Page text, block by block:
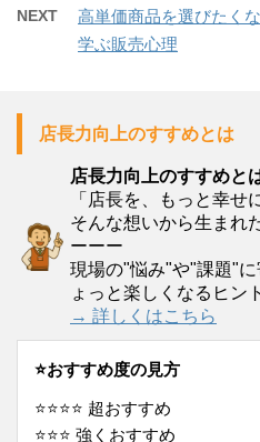
NEXT
高単価商品を選びたく
学ぶ販売心理
店長力向上のすすめとは
店長力向上のすすめと
「店長を、もっと幸せ
そんな想いから生まれ
ーーー
現場の"悩み"や"課題"
ょっと楽しくなるヒン
→ 詳しくはこちら
⭐️おすすめ度の見方
⭐️⭐️⭐️⭐️ 超おすすめ
⭐️⭐️⭐️ 強くおすすめ